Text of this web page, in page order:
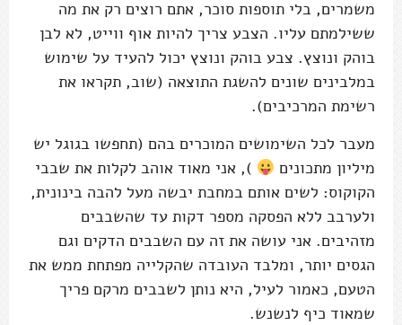
משמרים, בלי תוספות סוכר, אתם רוצים רק את מה
ששילמתם עליו. הצבע צריך להיות אוף ווייט, לא לבן
בוהק ונוצץ. צבע בוהק ונוצץ יכול להעיד על שימוש
במלבינים שונים להשגת התוצאה (שוב, תקראו את
רשימת המרכיבים).
מעבר לכל השימושים המוכרים בהם (תחפשו בגוגל יש
מיליון מתכונים
), אני מאוד אוהב לקלות את שבבי
הקוקוס: לשים אותם במחבת יבשה מעל להבה בינונית,
ולערבב ללא הפסקה מספר דקות עד שהשבבים
מזהיבים. אני עושה את זה עם השבבים הדקים וגם
הגסים יותר, ומלבד העובדה שהקלייה מפתחת ממש את
הטעם, כאמור לעיל, היא נותן לשבבים מרקם פריך
שמאוד כיף לנשנש.